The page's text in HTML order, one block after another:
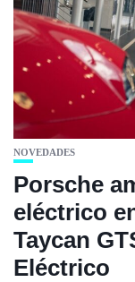
NOVEDADES
Porsche
eléctrico
Taycan
Eléctrico